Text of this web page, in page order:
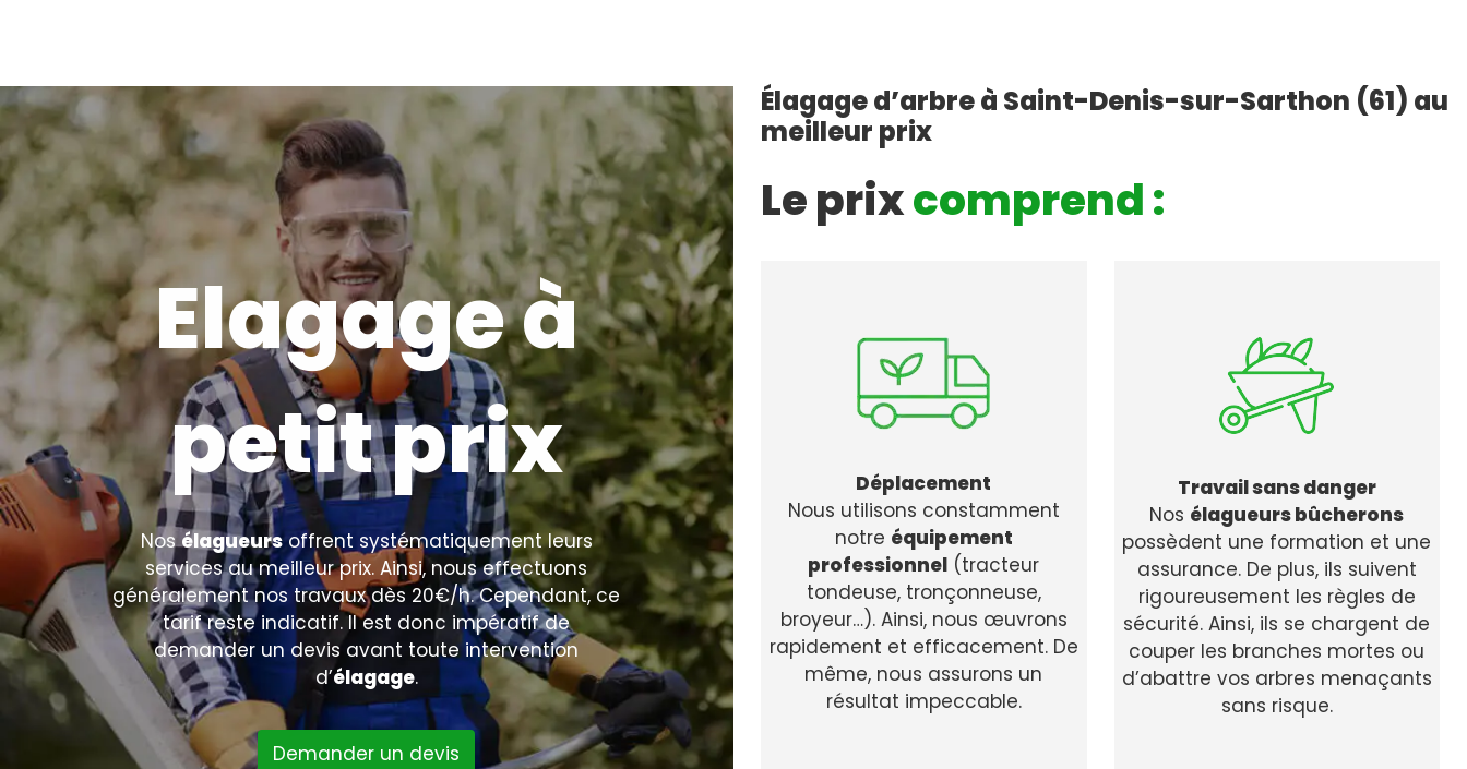
Elagage à
petit prix
Nosélagueursoffrent systématiquement leurs
services au meilleur prix. Ainsi, nous effectuons
généralement nos travaux dès 20€/h. Cependant, ce
tarif reste indicatif. Il est donc impératif de
demander un devis avant toute intervention
d’élagage.
Demander un devis
Élagage d’arbre à Saint-Denis-sur-Sarthon (61) au
meilleur prix
Le prixcomprend :
Déplacement
Nous utilisons constamment
notre équipement
professionnel (tracteur
tondeuse, tronçonneuse,
broyeur…). Ainsi, nous œuvrons
rapidement et efficacement. De
même, nous assurons un
résultat impeccable.
Travail sans danger
Nos élagueurs bûcherons
possèdent une formation et une
assurance. De plus, ils suivent
rigoureusement les règles de
sécurité. Ainsi, ils se chargent de
couper les branches mortes ou
d’abattre vos arbres menaçants
sans risque.